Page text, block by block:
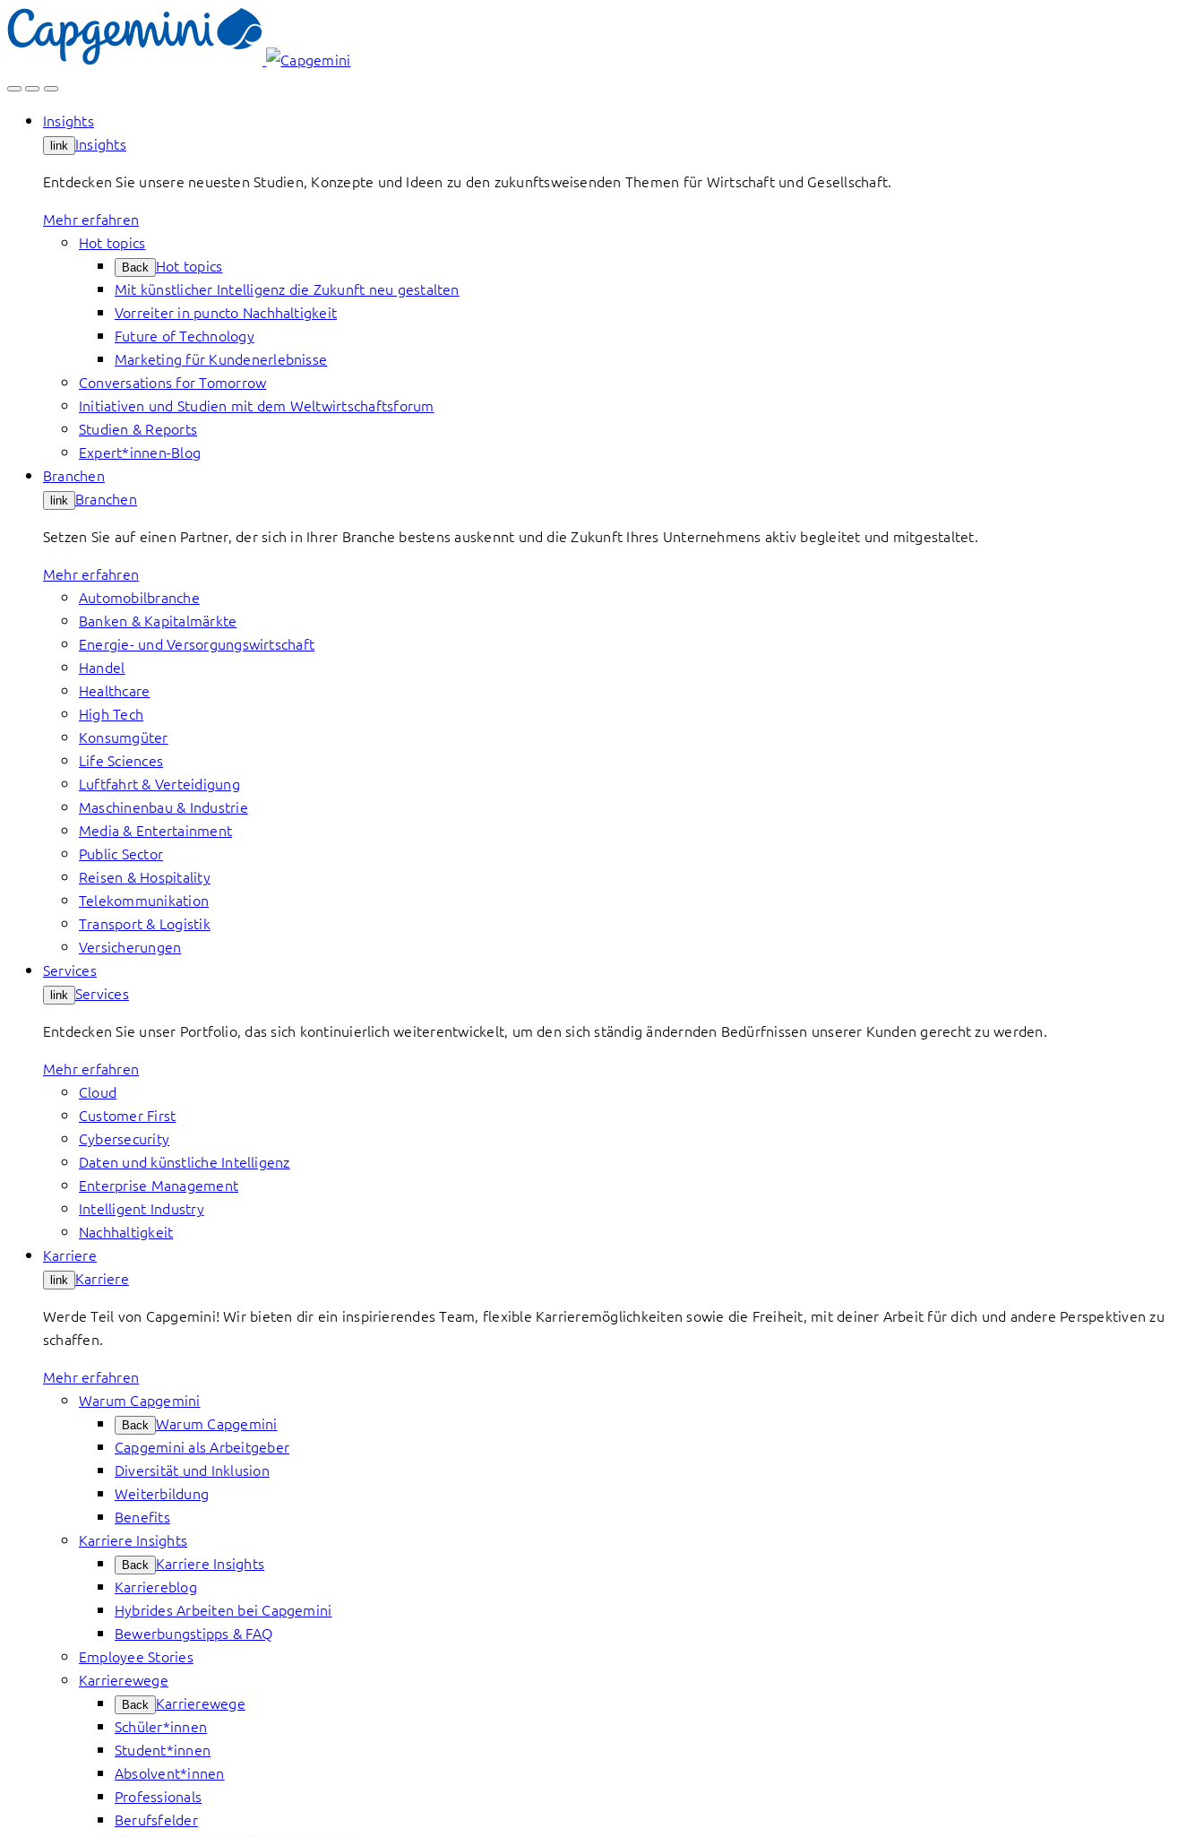
Skip
to
Insights
link Insights
Entdecken Sie unsere neuesten Studien, Konzepte und Ideen zu den zukunftsweisenden Themen für Wirtschaft und Gesellschaft.
Mehr erfahren
Hot topics
Back Hot topics
Mit künstlicher Intelligenz die Zukunft neu gestalten
Vorreiter in puncto Nachhaltigkeit
Future of Technology
Marketing für Kundenerlebnisse
Conversations for Tomorrow
Initiativen und Studien mit dem Weltwirtschaftsforum
Studien & Reports
Expert*innen-Blog
Branchen
link Branchen
Setzen Sie auf einen Partner, der sich in Ihrer Branche bestens auskennt und die Zukunft Ihres Unternehmens aktiv begleitet und mitgestaltet.
Mehr erfahren
Automobilbranche
Banken & Kapitalmärkte
Energie- und Versorgungswirtschaft
Handel
Healthcare
High Tech
Konsumgüter
Life Sciences
Luftfahrt & Verteidigung
Maschinenbau & Industrie
Media & Entertainment
Public Sector
Reisen & Hospitality
Telekommunikation
Transport & Logistik
Versicherungen
Services
link Services
Entdecken Sie unser Portfolio, das sich kontinuierlich weiterentwickelt, um den sich ständig ändernden Bedürfnissen unserer Kunden gerecht zu werden.
Mehr erfahren
Cloud
Customer First
Cybersecurity
Daten und künstliche Intelligenz
Enterprise Management
Intelligent Industry
Nachhaltigkeit
Karriere
link Karriere
Werde Teil von Capgemini! Wir bieten dir ein inspirierendes Team, flexible Karrieremöglichkeiten sowie die Freiheit, mit deiner Arbeit für dich und andere Perspektiven zu
schaffen.
Mehr erfahren
Warum Capgemini
Back Warum Capgemini
Capgemini als Arbeitgeber
Diversität und Inklusion
Weiterbildung
Benefits
Karriere Insights
Back Karriere Insights
Karriereblog
Hybrides Arbeiten bei Capgemini
Bewerbungstipps & FAQ
Employee Stories
Karrierewege
Back Karrierewege
Schüler*innen
Student*innen
Absolvent*innen
Professionals
Berufsfelder